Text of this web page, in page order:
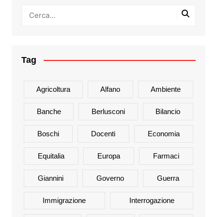
Tag
Agricoltura Alfano Ambiente
Banche Berlusconi Bilancio
Boschi Docenti Economia
Equitalia Europa Farmaci
Giannini Governo Guerra
Immigrazione Interrogazione